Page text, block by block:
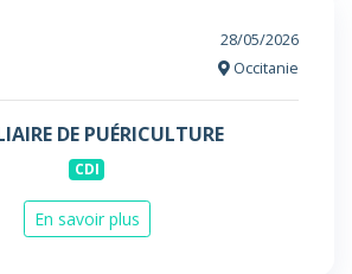
28/05/2026
Occitanie
DE PUÉRICULTURE
CDI
En savoir plus